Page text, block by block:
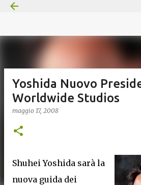
Yoshida Nuovo
Worldwide Studios
maggio 17, 2008
Shuhei Yoshida sarà la
nuova guida dei